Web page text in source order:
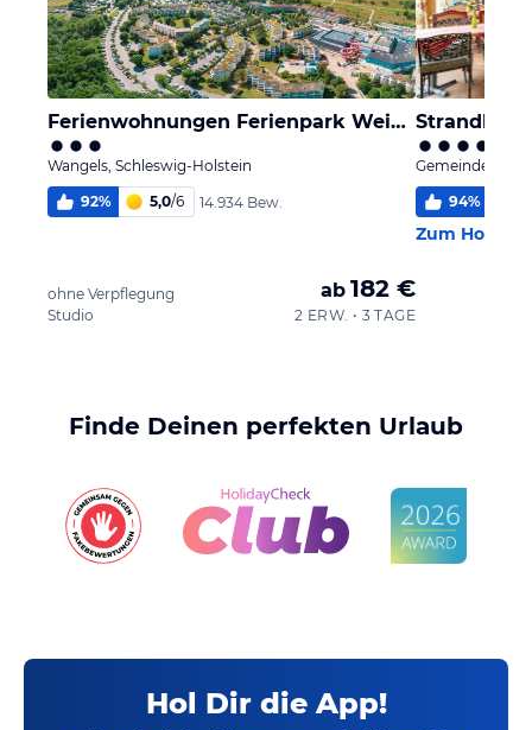
Ferienwohnungen Ferienpark Weissenhäuser Strand
Wangels, Schleswig-Holstein
92% 5,0/6 14.934 Bew.
ohne Verpflegung
Studio
ab 182 €
2 ERW. • 3 TAGE
Gemeinde Sylt
94%
Zum Hotel
Finde Deinen perfekten Urlaub
Hol Dir die App!